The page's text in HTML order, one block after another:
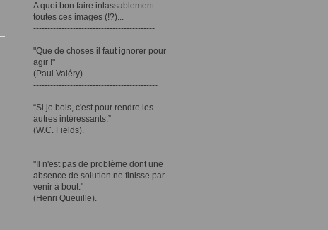
A quoi bon faire inlassablement
toutes ces images (!?)...
-------------------------------------------
"Que de choses il faut ignorer pour
agir !"
(Paul Valéry).
--------------------------------------------
“Si je bois, c'est pour rendre les
autres intéressants.”
(W.C. Fields).
--------------------------------------------
"Il n'est pas de problème dont une
absence de solution ne finisse par
venir à bout."
(Henri Queuille).